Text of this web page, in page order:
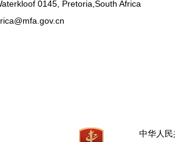
0145, Pretoria,South Africa
中华人